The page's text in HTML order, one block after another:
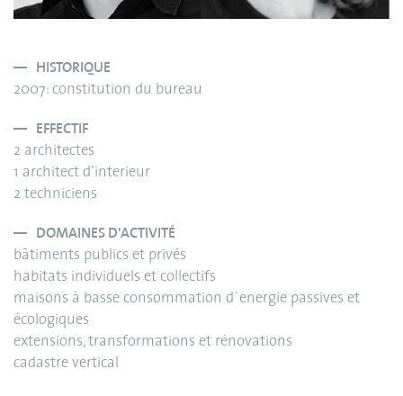
HISTORIQUE
2007: constitution du bureau
EFFECTIF
2 architectes
1 architect d’interieur
2 techniciens
DOMAINES D'ACTIVITÉ
bâtiments publics et privés
habitats individuels et collectifs
maisons à basse consommation d´energie passives et
écologiques
extensions, transformations et rénovations
cadastre vertical